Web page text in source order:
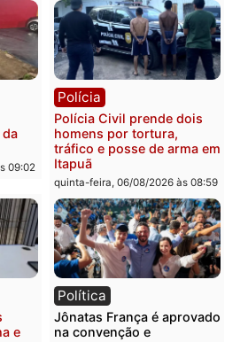
às 09:28 quinta-feira, 06/08/2026 às
no
às 09:24
Polícia
Três suspeitos ligados a
facção criminosa são
presos por receptação e
adulteração de veículos
em Porto Velho
quinta-feira, 06/08/2026 às